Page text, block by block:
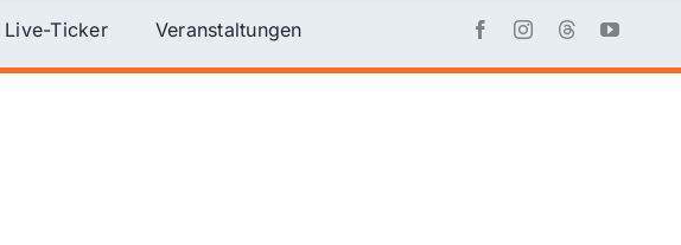
Live-Ticker Veranstaltungen